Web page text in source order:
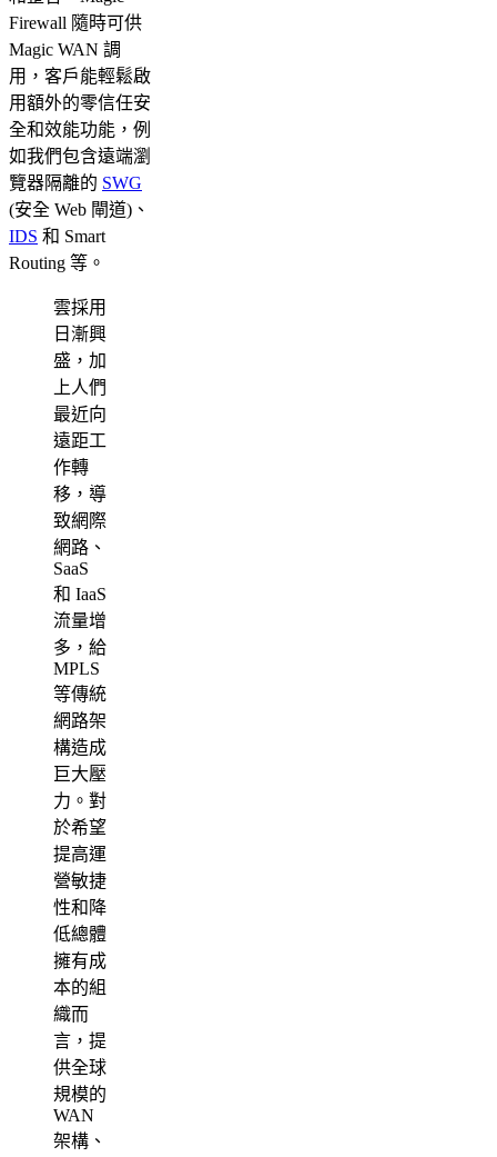
Firewall 隨時可供
Magic WAN 調
用，客戶能輕鬆啟
用額外的零信任安
全和效能功能，例
如我們包含遠端瀏
覽器隔離的 SWG
(安全 Web 閘道)、
IDS 和 Smart
Routing 等。
雲採用
日漸興
盛，加
上人們
最近向
遠距工
作轉
移，導
致網際
網路、
SaaS
和 IaaS
流量增
多，給
MPLS
等傳統
網路架
構造成
巨大壓
力。對
於希望
提高運
營敏捷
性和降
低總體
擁有成
本的組
織而
言，提
供全球
規模的
WAN
架構、